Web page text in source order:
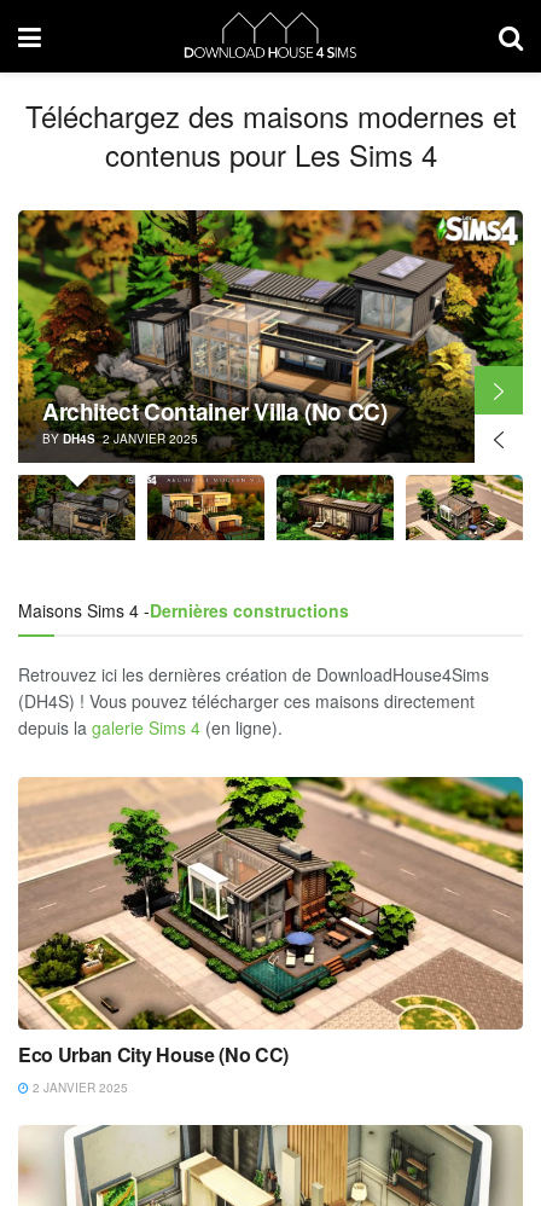
Téléchargez des maisons modernes et
contenus pour Les Sims 4
Architect Modern Villa (No CC)
BYDH4S 22 AOÛT 2020
Maisons Sims 4 -Dernières constructions
Retrouvez ici les dernières création de DownloadHouse4Sims
(DH4S) ! Vous pouvez télécharger ces maisons directement
depuis la galerie Sims 4 (en ligne).
Eco Urban City House (No CC)
2 JANVIER 2025